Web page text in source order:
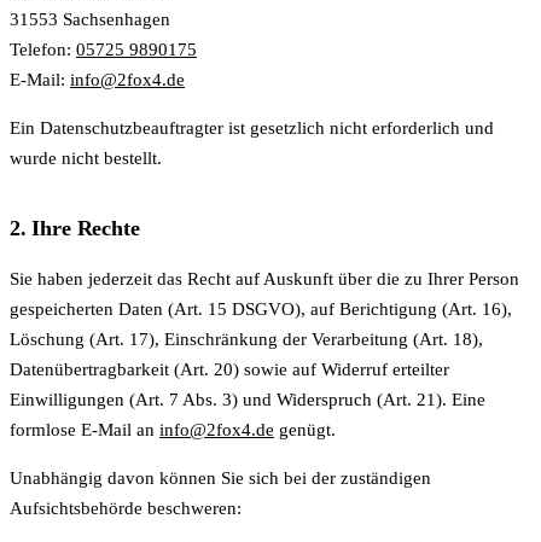
31553 Sachsenhagen
Telefon: 05725 9890175
E-Mail: info@2fox4.de
Ein Datenschutzbeauftragter ist gesetzlich nicht erforderlich und
wurde nicht bestellt.
2. Ihre Rechte
Sie haben jederzeit das Recht auf Auskunft über die zu Ihrer Person
gespeicherten Daten (Art. 15 DSGVO), auf Berichtigung (Art. 16),
Löschung (Art. 17), Einschränkung der Verarbeitung (Art. 18),
Datenübertragbarkeit (Art. 20) sowie auf Widerruf erteilter
Einwilligungen (Art. 7 Abs. 3) und Widerspruch (Art. 21). Eine
formlose E-Mail an info@2fox4.de genügt.
Unabhängig davon können Sie sich bei der zuständigen
Aufsichtsbehörde beschweren: